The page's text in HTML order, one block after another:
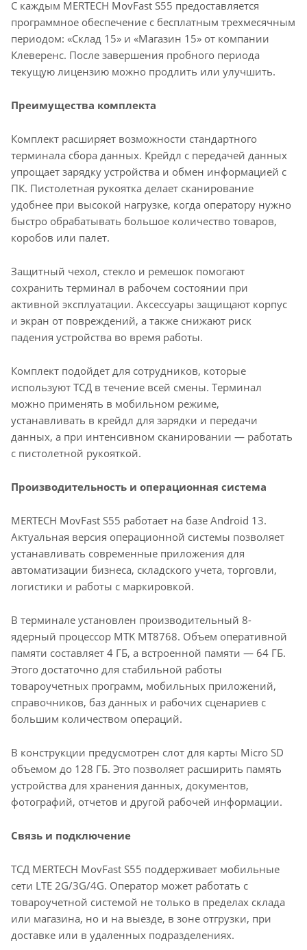
С каждым MERTECH MovFast S55 предоставляется
программное обеспечение с бесплатным трехмесячным
периодом: «Склад 15» и «Магазин 15» от компании
Клеверенс. После завершения пробного периода
текущую лицензию можно продлить или улучшить.
Преимущества комплекта
Комплект расширяет возможности стандартного
терминала сбора данных. Крейдл с передачей данных
упрощает зарядку устройства и обмен информацией с
ПК. Пистолетная рукоятка делает сканирование
удобнее при высокой нагрузке, когда оператору нужно
быстро обрабатывать большое количество товаров,
коробов или палет.
Защитный чехол, стекло и ремешок помогают
сохранить терминал в рабочем состоянии при
активной эксплуатации. Аксессуары защищают корпус
и экран от повреждений, а также снижают риск
падения устройства во время работы.
Комплект подойдет для сотрудников, которые
используют ТСД в течение всей смены. Терминал
можно применять в мобильном режиме,
устанавливать в крейдл для зарядки и передачи
данных, а при интенсивном сканировании — работать
с пистолетной рукояткой.
Производительность и операционная система
MERTECH MovFast S55 работает на базе Android 13.
Актуальная версия операционной системы позволяет
устанавливать современные приложения для
автоматизации бизнеса, складского учета, торговли,
логистики и работы с маркировкой.
В терминале установлен производительный 8-
ядерный процессор MTK MT8768. Объем оперативной
памяти составляет 4 ГБ, а встроенной памяти — 64 ГБ.
Этого достаточно для стабильной работы
товароучетных программ, мобильных приложений,
справочников, баз данных и рабочих сценариев с
большим количеством операций.
В конструкции предусмотрен слот для карты Micro SD
объемом до 128 ГБ. Это позволяет расширить память
устройства для хранения данных, документов,
фотографий, отчетов и другой рабочей информации.
Связь и подключение
ТСД MERTECH MovFast S55 поддерживает мобильные
сети LTE 2G/3G/4G. Оператор может работать с
товароучетной системой не только в пределах склада
или магазина, но и на выезде, в зоне отгрузки, при
доставке или в удаленных подразделениях.